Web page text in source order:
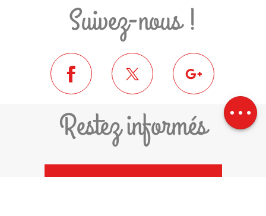
Dénivelé
Suivez-nous !
Restez informés